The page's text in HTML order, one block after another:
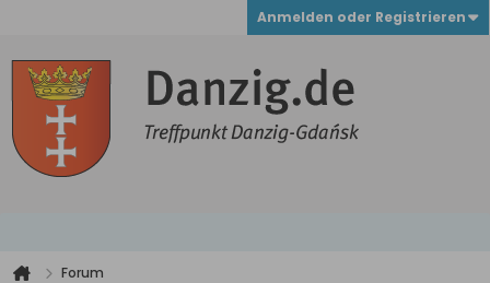
Anmelden oder Registrieren
Forum